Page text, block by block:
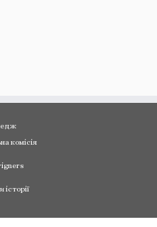
комісія
історії